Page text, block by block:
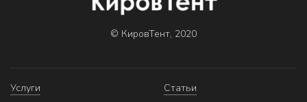
© КировТент, 2020
Услуги
Статьи